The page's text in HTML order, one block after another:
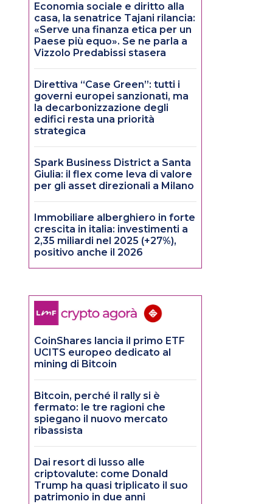
Economia sociale e diritto alla
casa, la senatrice Tajani rilancia:
«Serve una finanza etica per un
Paese più equo». Se ne parla a
Vizzolo Predabissi stasera
Direttiva “Case Green”: tutti i
governi europei sanzionati, ma
la decarbonizzazione degli
edifici resta una priorità
strategica
Spark Business District a Santa
Giulia: il flex come leva di valore
per gli asset direzionali a Milano
Immobiliare alberghiero in forte
crescita in italia: investimenti a
2,35 miliardi nel 2025 (+27%),
positivo anche il 2026
CoinShares lancia il primo ETF
UCITS europeo dedicato al
mining di Bitcoin
Bitcoin, perché il rally si è
fermato: le tre ragioni che
spiegano il nuovo mercato
ribassista
Dai resort di lusso alle
criptovalute: come Donald
Trump ha quasi triplicato il suo
patrimonio in due anni